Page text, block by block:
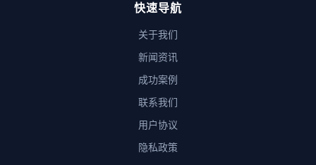
快速导航
关于我们
新闻资讯
成功案例
联系我们
用户协议
隐私政策